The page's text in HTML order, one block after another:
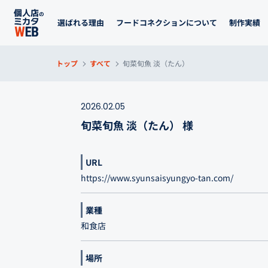
選ばれる理由 フードコネクションについて 制作実績
トップ すべて 旬菜旬魚 淡（たん）
2026.02.05
旬菜旬魚 淡（たん） 様
URL
https://www.syunsaisyungyo-tan.com/
業種
和食店
場所